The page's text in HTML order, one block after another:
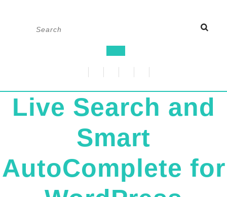
Button
Live Search and
Smart
AutoComplete for